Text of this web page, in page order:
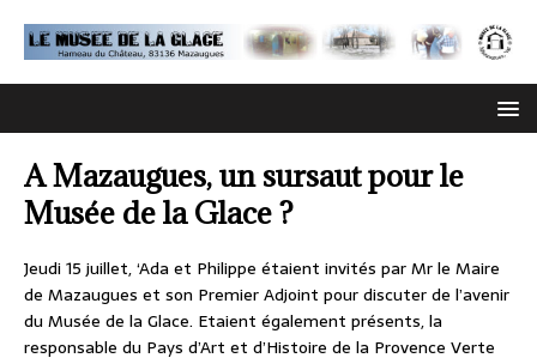
A Mazaugues, un sursaut pour le
Musée de la Glace ?
Jeudi 15 juillet, ‘Ada et Philippe étaient invités par Mr le Maire
de Mazaugues et son Premier Adjoint pour discuter de l’avenir
du Musée de la Glace. Etaient également présents, la
responsable du Pays d’Art et d’Histoire de la Provence Verte